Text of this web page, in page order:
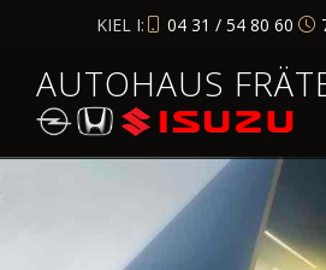
KIEL I: 04 31 / 54 80 60
AUTOHAUS